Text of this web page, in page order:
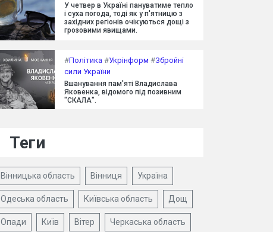
У четвер в Україні пануватиме тепло
і суха погода, тоді як у п'ятницю з
західних регіонів очікуються дощі з
грозовими явищами.
#Політика #Укрінформ #Збройні
сили України
Вшанування пам'яті Владислава
Яковенка, відомого під позивним
"СКАЛА".
Теги
Вінницька область Вінниця Україна
Одеська область Київська область Дощ
Опади Київ Вітер Черкаська область